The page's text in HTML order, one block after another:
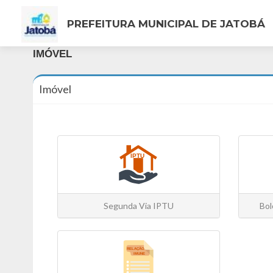
PREFEITURA MUNICIPAL DE JATOBÁ
IMÓVEL
Imóvel
Segunda Via IPTU